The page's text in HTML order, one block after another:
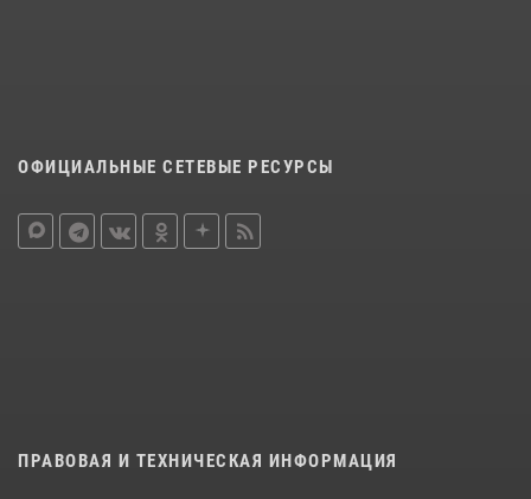
ОФИЦИАЛЬНЫЕ СЕТЕВЫЕ РЕСУРСЫ
ПРАВОВАЯ И ТЕХНИЧЕСКАЯ ИНФОРМАЦИЯ